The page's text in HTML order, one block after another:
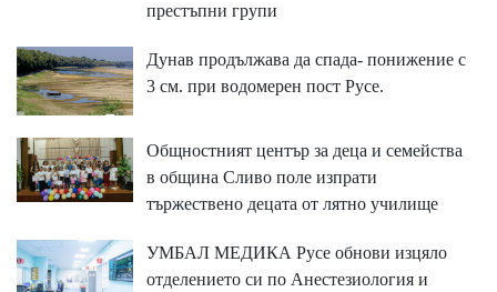
престъпни групи
Дунав продължава да спада- понижение с
3 см. при водомерен пост Русе.
Общностният център за деца и семейства
в община Сливо поле изпрати
тържествено децата от лятно училище
УМБАЛ МЕДИКА Русе обнови изцяло
отделението си по Анестезиология и